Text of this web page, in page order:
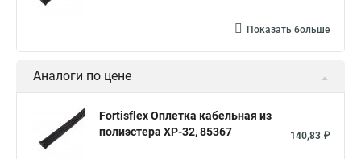
Показать больше
Аналоги по цене
Fortisflex Оплетка кабельная из
полиэстера XP-32, 85367
140,83 ₽